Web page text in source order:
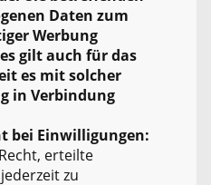
Daten zum
Werbung
gilt auch für das
es mit solcher
in Verbindung
bei Einwilligungen:
erteilte
zu